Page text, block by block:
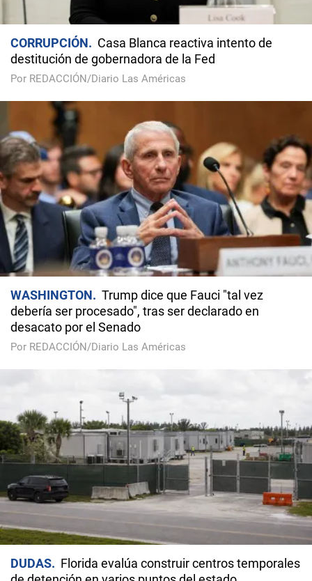
CORRUPCIÓN
Casa Blanca reactiva intento de
destitución de gobernadora de la Fed
Por REDACCIÓN/Diario Las Américas
WASHINGTON
Trump dice que Fauci "tal vez
debería ser procesado", tras ser declarado en
desacato por el Senado
Por REDACCIÓN/Diario Las Américas
DUDAS
Florida evalúa construir centros temporales